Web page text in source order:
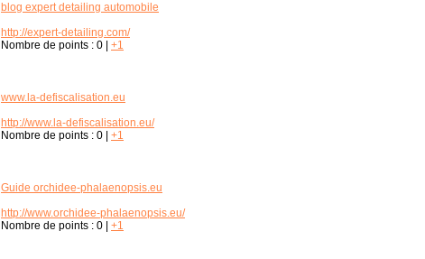
blog expert detailing automobile
http://expert-detailing.com/
Nombre de points : 0 +1
www.la-defiscalisation.eu
http://www.la-defiscalisation.eu/
Nombre de points : 0 +1
Guide orchidee-phalaenopsis.eu
http://www.orchidee-phalaenopsis.eu/
Nombre de points : 0 +1